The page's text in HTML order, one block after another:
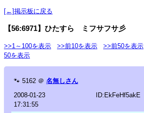
[←]掲示板に戻る
【56:6971】ひたすら ミフサフサ彡
>>1～100を表示 >>前10を表示 >>前50を表示
50を表示
🐾 5162 ＠ 名無しさん
2008-01-23
17:31:55
ID:EkFeHf5akE